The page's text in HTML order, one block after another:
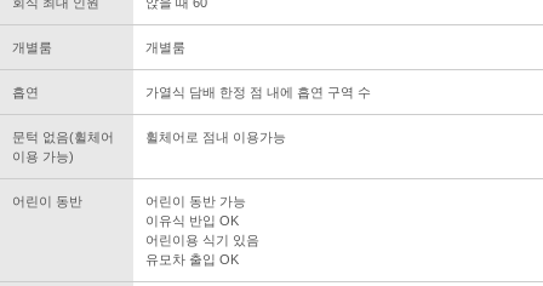
개별룸 개별룸
흡연 가열식 담배 한정 점 내에 흡연 구역 수
문턱 없음(휠체어
이용 가능)
휠체어로 점내 이용가능
어린이 동반
어린이 동반 가능
이유식 반입 OK
어린이용 식기 있음
유모차 출입 OK